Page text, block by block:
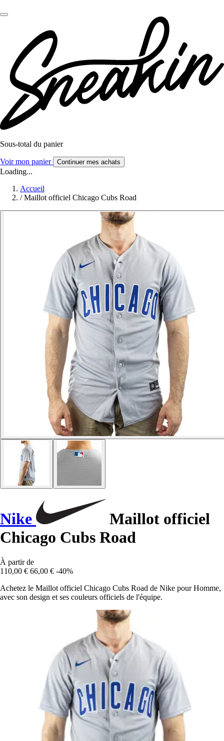
Sous-total du panier
Voir mon panier Continuer mes achats
Loading...
Accueil
/ Maillot officiel Chicago Cubs Road
Nike
Maillot officiel
Chicago Cubs Road
À partir de
110,00 € 66,00 € -40%
Achetez le Maillot officiel Chicago Cubs Road de Nike pour Homme,
avec son design et ses couleurs officiels de l'équipe.